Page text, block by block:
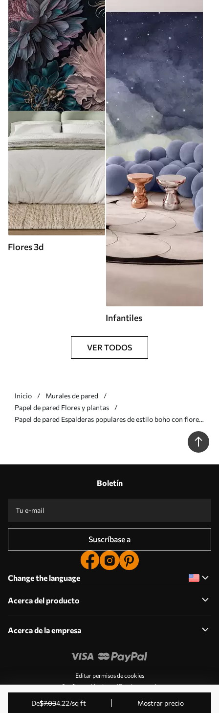
de$7.034.22/sq ft Mostrar precio
Flores 3d
Infantiles
VER TODOS
Inicio
Murales de pared
Papel de pared Flores y plantas
Papel de pared Espalderas populares de estilo boho con flores
Boletín
Suscríbase a
Change the language
Acerca del producto
Acerca de la empresa
Editar permisos de cookies
Configuración de notificaciones push
© 2011-2026 Uwalls . Todos los derechos reservados.
Gestionado por KLW Sp. z o.o. CIF: PL9223057591.